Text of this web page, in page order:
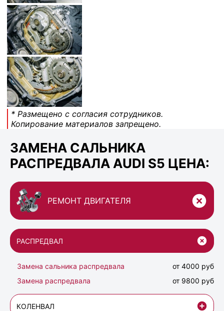
* Размещено с согласия сотрудников.
Копирование материалов запрещено.
ЗАМЕНА САЛЬНИКА
РАСПРЕДВАЛА AUDI S5 ЦЕНА:
РЕМОНТ ДВИГАТЕЛЯ
РАСПРЕДВАЛ
Замена сальника распредвала
от 4000 руб
Замена распредвала
от 9800 руб
КОЛЕНВАЛ